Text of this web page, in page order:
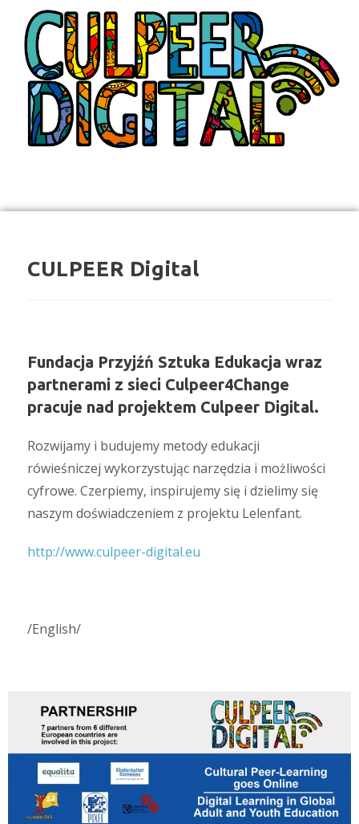
CULPEER Digital
Fundacja Przyjźń Sztuka Edukacja wraz
partnerami z sieci Culpeer4Change
pracuje nad projektem Culpeer Digital.
Rozwijamy i budujemy metody edukacji
rówieśniczej wykorzystując narzędzia i możliwości
cyfrowe. Czerpiemy, inspirujemy się i dzielimy się
naszym doświadczeniem z projektu Lelenfant.
http://www.culpeer-digital.eu
/English/